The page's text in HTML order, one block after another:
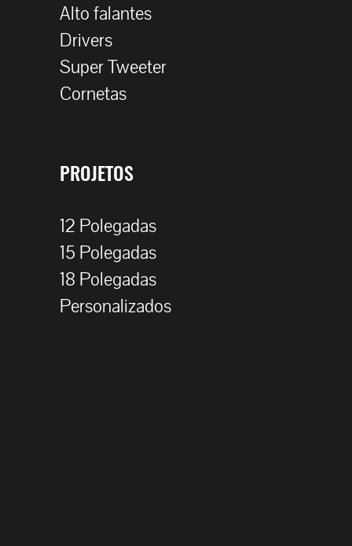
Alto falantes
Drivers
Super Tweeter
Cornetas
PROJETOS
12 Polegadas
15 Polegadas
18 Polegadas
Personalizados